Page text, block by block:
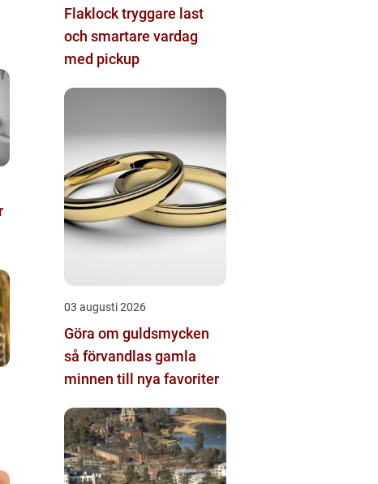
Flaklock tryggare last
och smartare vardag
med pickup
03 augusti 2026
Göra om guldsmycken
så förvandlas gamla
minnen till nya favoriter